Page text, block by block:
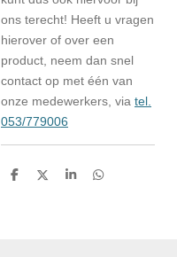
ons terecht! Heeft u vragen
hierover of over een
product, neem dan snel
contact op met één van
onze medewerkers, via tel.
053/779006
D
D
S
D